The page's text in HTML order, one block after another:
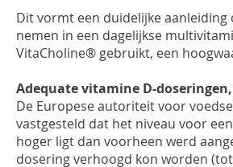
Dit vormt een duidelijke
nemen in een dagelijkse
VitaCholine® gebruikt, een
Adequate vitamine D-
De Europese autoriteit voor
vastgesteld dat het niveau voor
hoger ligt dan voorheen werd
dosering verhoogd kon worden